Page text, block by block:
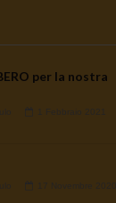
per la nostra